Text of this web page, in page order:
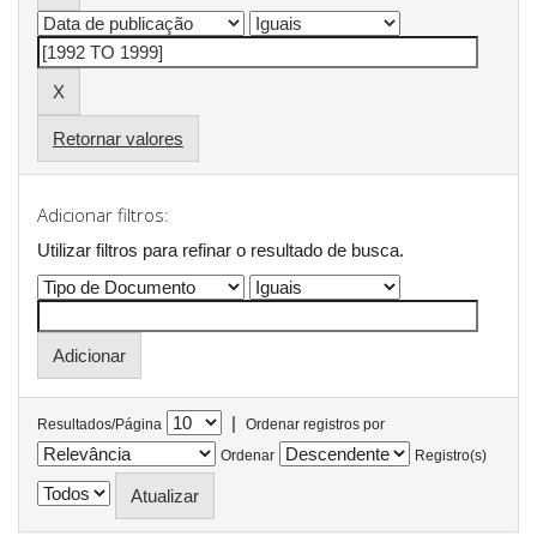
Retornar valores
Adicionar filtros:
Utilizar filtros para refinar o resultado de busca.
Resultados/Página |
Ordenar registros por
Ordenar
Registro(s)